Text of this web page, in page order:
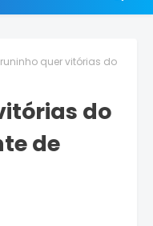
quer vitórias do
do
de